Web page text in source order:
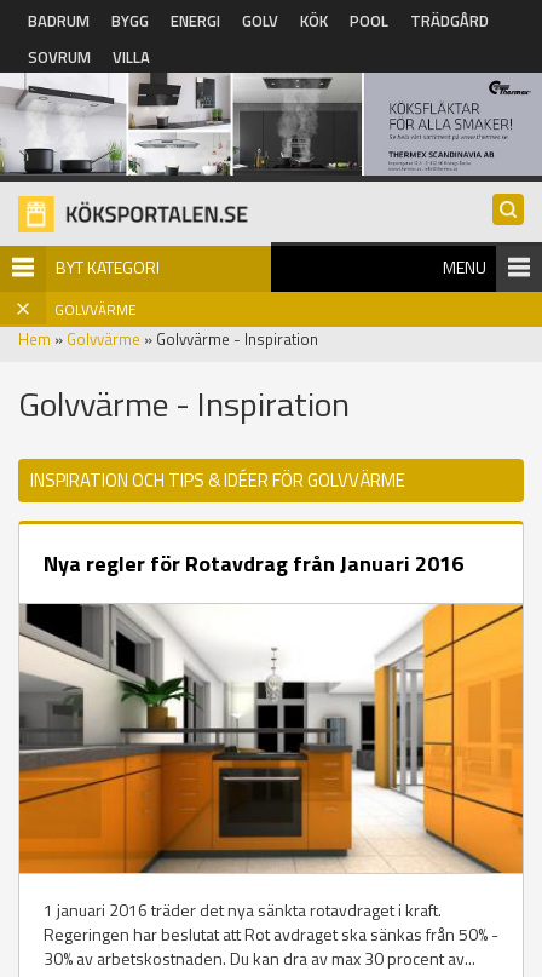
Hoppa till huvudinnehåll
BADRUM BYGG ENERGI GOLV KÖK POOL
TRÄDGÅRD
SOVRUM
VILLA
BYT KATEGORI MENU
GOLVVÄRME
Hem » Golvvärme » Golvvärme - Inspiration
Golvvärme - Inspiration
INSPIRATION OCH TIPS & IDÉER FÖR GOLVVÄRME
Nya regler för Rotavdrag från Januari 2016
1 januari 2016 träder det nya sänkta rotavdraget i kraft.
Regeringen har beslutat att Rot avdraget ska sänkas från 50% -
30% av arbetskostnaden. Du kan dra av max 30 procent av...